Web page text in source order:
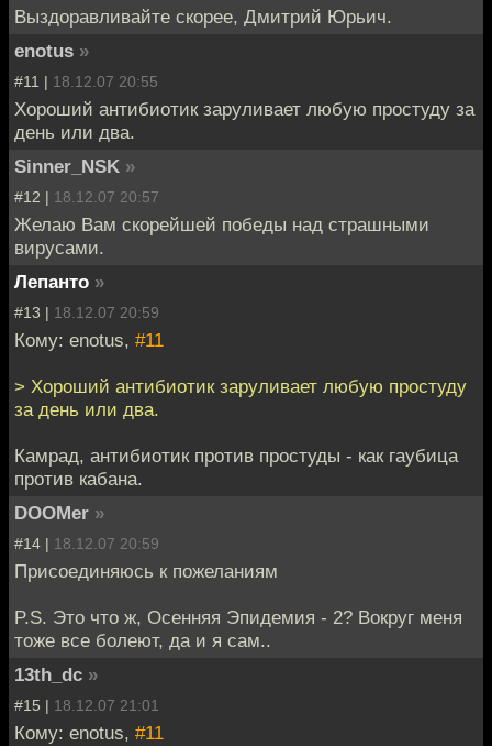
Выздоравливайте скорее, Дмитрий Юрьич.
enotus »
#11 | 18.12.07 20:55
Хороший антибиотик заруливает любую простуду за
день или два.
Sinner_NSK »
#12 | 18.12.07 20:57
Желаю Вам скорейшей победы над страшными
вирусами.
Лепанто »
#13 | 18.12.07 20:59
Кому: enotus, #11
> Хороший антибиотик заруливает любую простуду
за день или два.
Камрад, антибиотик против простуды - как гаубица
против кабана.
DOOMer »
#14 | 18.12.07 20:59
Присоединяюсь к пожеланиям
P.S. Это что ж, Осенняя Эпидемия - 2? Вокруг меня
тоже все болеют, да и я сам..
13th_dc »
#15 | 18.12.07 21:01
Кому: enotus, #11